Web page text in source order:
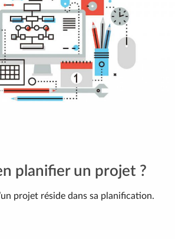
planifier un projet ?
projet réside dans sa planification.